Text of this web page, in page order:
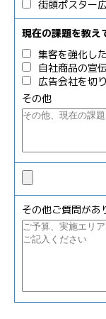
街頭ポスター
現在の課題を教え
集客を強化し
自社商品の宣
広告会社を切
その他
その他ご質問があ